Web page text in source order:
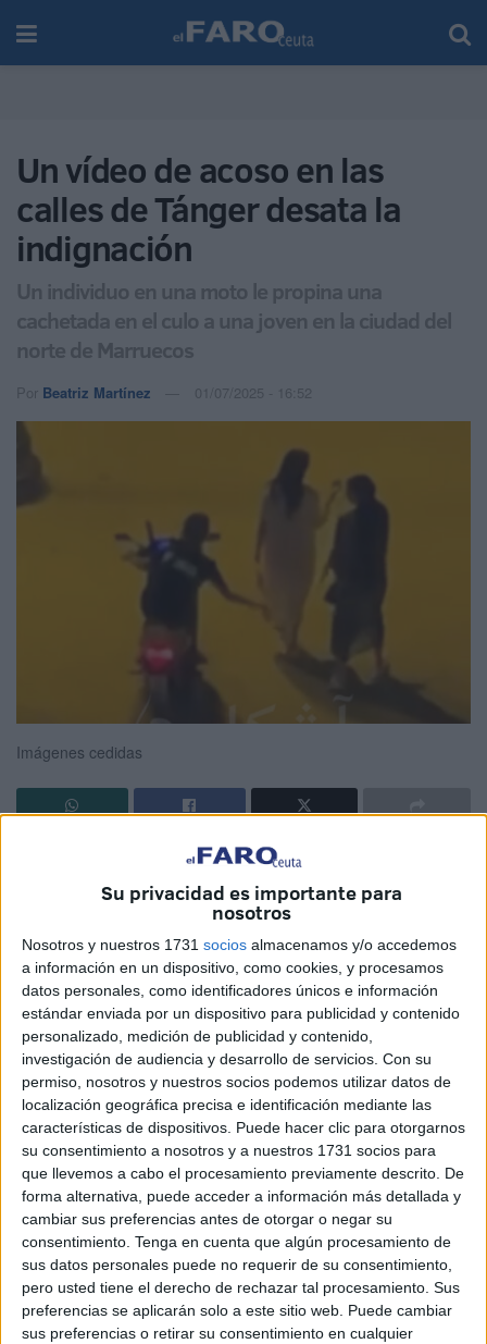
Su privacidad es importante para
nosotros
Nosotros y nuestros 1731 socios almacenamos y/o accedemos
a información en un dispositivo, como cookies, y procesamos
datos personales, como identificadores únicos e información
estándar enviada por un dispositivo para publicidad y contenido
personalizado, medición de publicidad y contenido,
investigación de audiencia y desarrollo de servicios. Con su
permiso, nosotros y nuestros socios podemos utilizar datos de
localización geográfica precisa e identificación mediante las
características de dispositivos. Puede hacer clic para otorgarnos
su consentimiento a nosotros y a nuestros 1731 socios para
que llevemos a cabo el procesamiento previamente descrito. De
forma alternativa, puede acceder a información más detallada y
cambiar sus preferencias antes de otorgar o negar su
consentimiento. Tenga en cuenta que algún procesamiento de
sus datos personales puede no requerir de su consentimiento,
pero usted tiene el derecho de rechazar tal procesamiento. Sus
preferencias se aplicarán solo a este sitio web. Puede cambiar
sus preferencias o retirar su consentimiento en cualquier
Un vídeo de acoso en las
calles de Tánger desata la
indignación
Un individuo en una moto le propina una
cachetada en el culo a una joven en la ciudad del
norte de Marruecos
Por Beatriz Martínez 01/07/2025 - 16:52
Imágenes cedidas
Un vídeo difundido en redes sociales, que documenta el
momento en queun individuo acosa a una joven en el
de la ciudad de la ciudad de Tánger, ha
generado una oleada de indignación entre los usuarios de
las plataformas digitales.
Este documento gráfico ha provocado que muchas de
estas personas de las redes sociales lleven a cabo
llamados urgentes para que las autoridades de
seguridad intervengan.
Según explica el medio de comunicación marroquí
achkayen.com, en las imágenes, que se viralizaron
rápidamente, se ve a un individuo a bordo de una
motocicleta acercarse a una chica que caminaba por la
acera, para luegoabofetearla en el culo de forma
humillante, antes de huir sin que hasta el momento se
haya podido identificar su identidad.